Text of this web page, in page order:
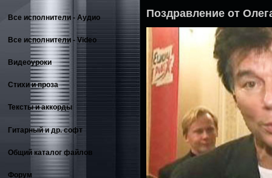
Все исполнители - Аудио
Все исполнители - Video
Видеоуроки
Стихи и проза
Тексты и аккорды
Гитарный и др. софт
Общий каталог файлов
Форум
Поздравление от